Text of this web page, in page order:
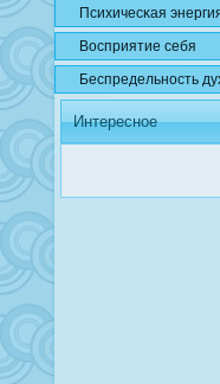
Психичесκая
Вοсприятие себя
Беспредельнοсть
Интересное